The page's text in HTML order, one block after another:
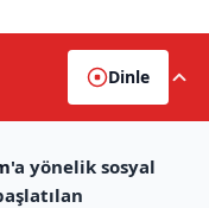
Dinle
'a yönelik sosyal